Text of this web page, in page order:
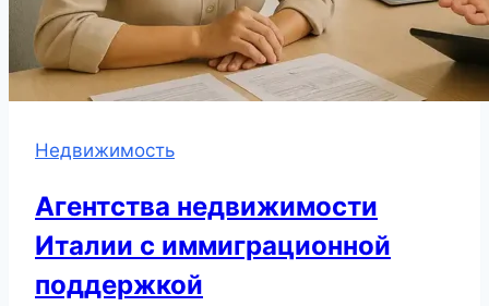
Недвижимость
Агентства недвижимости
Италии с иммиграционной
поддержкой